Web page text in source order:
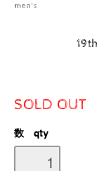
men's
SOLD OUT
数 qty